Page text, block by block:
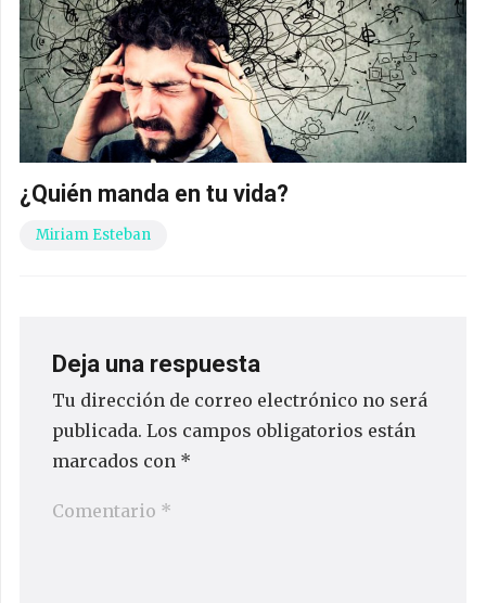
¿Quién manda en tu vida?
Miriam Esteban
Deja una respuesta
Tu dirección de correo electrónico no será
publicada. Los campos obligatorios están
marcados con *